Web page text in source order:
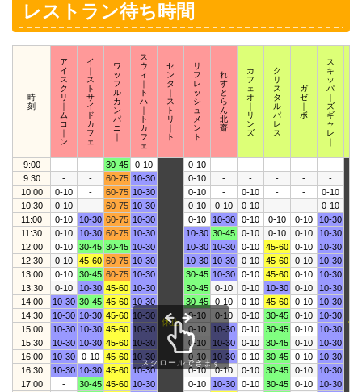
レストラン待ち時間
時
刻
ア
イ
ス
ク
リ
ム
コ
ン
イ
ス
ト
サ
イ
ド
カ
フ
ェ
ワ
ッ
フ
ル
カ
ン
パ
ニ
ス
ウ
ィ
ト
ハ
ト
カ
フ
ェ
セ
ン
タ
ス
ト
リ
ト
リ
フ
レ
ッ
シ
ュ
メ
ン
ト
れ
す
と
ら
ん
北
齋
カ
フ
ェ
オ
リ
ン
ズ
ク
リ
ス
タ
ル
パ
レ
ス
ガ
ゼ
ボ
ス
キ
ッ
パ
ズ
ギ
ャ
レ
9:00 - - 30-45 0-10
休止
0-10 - - - - -
休
9:30 - - 60-75 10-30 0-10 - - - -
-
10:00
0-10 - 60-75 10-30 0-10 - 0-10 - -
0-10
10:30
0-10 - 60-75 10-30 0-10 0-10 0-10 - -
0-10
11:00
0-10 10-30 60-75 10-30 0-10 10-30 0-10 0-10 0-10
10-30
11:30
0-10 10-30 60-75 10-30 10-30 30-45 0-10 0-10 0-10
10-30
12:00
0-10 30-45 30-45 10-30 10-30 10-30 0-10 45-60 0-10
10-30
12:30
0-10 45-60 60-75 10-30 10-30 10-30 0-10 45-60 0-10
10-30
13:00
0-10 30-45 60-75 10-30 30-45 10-30 0-10 45-60 0-10
10-30
13:30
0-10 10-30 45-60 10-30 30-45 0-10 0-10 10-30 0-10
10-30
14:00
10-30 30-45 45-60 10-30 30-45 0-10 0-10 45-60 0-10
10-30
14:30
10-30 10-30 45-60 10-30 0-10 0-10 0-10 30-45 0-10
10-30
15:00
10-30 10-30 45-60 10-30 0-10 10-30 0-10 30-45 0-10
10-30
15:30
10-30 10-30 45-60 10-30 0-10 10-30 0-10 30-45 0-10
10-30
16:00
10-30 0-10 45-60 10-30 0-10 10-30 0-10 30-45 0-10
10-30
16:30
10-30 10-30 45-60 10-30 0-10 0-10 0-10 30-45 0-10
10-30
17:00
- 30-45 45-60 10-30 0-10 10-30 0-10 30-45 0-10
10-30
スクロールできます